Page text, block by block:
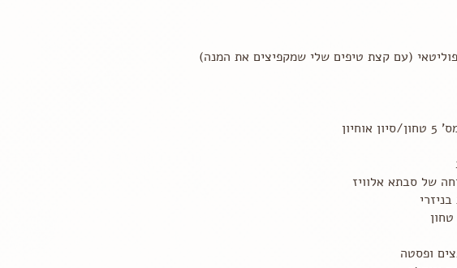
(עם קצת טיפים שלי שמקפיצים את המנה)
של סבתא אלוויז
ופסטה